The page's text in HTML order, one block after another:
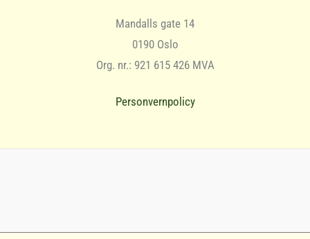
Mandalls gate 14
0190 Oslo
Org. nr.: 921 615 426 MVA
Personvernpolicy